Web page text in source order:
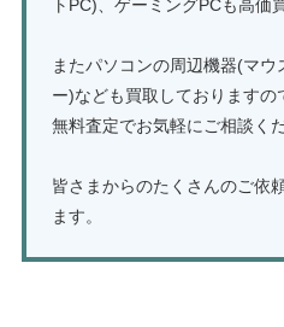
トPC)、ゲーミングPCも高価
またパソコンの周辺機器(マ
ー)なども買取しております
無料査定でお気軽にご相談くだ
皆さまからのたくさんのご依
ます。